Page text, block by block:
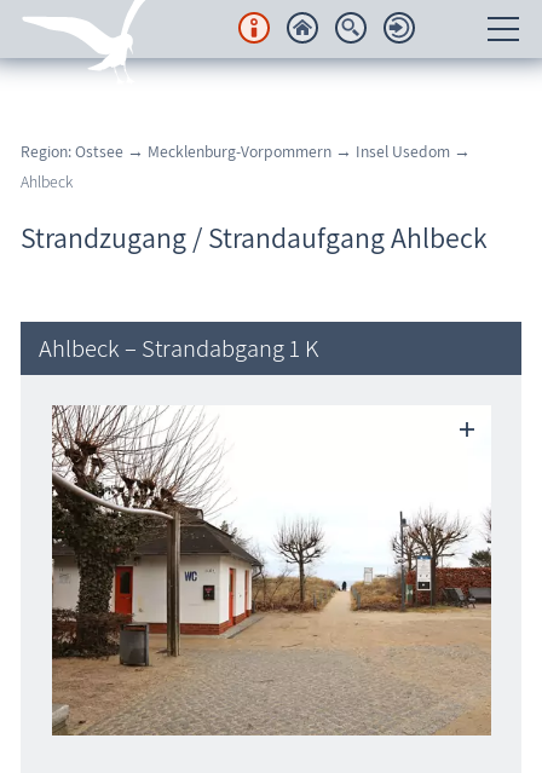
Regionales
Urlaubsorte
Freizeit
Wissenswertes
Veranstaltungen
Blog
Region: Ostsee → Mecklenburg-Vorpommern → Insel Usedom →
Ahlbeck
Strandzugang / Strandaufgang Ahlbeck
Ahlbeck – Strandabgang 1 K